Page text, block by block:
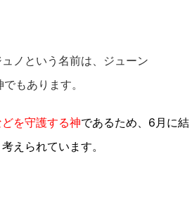
ノという名前は、ジューン
もあります。
を守護する神であるため、6月に結
えられています。